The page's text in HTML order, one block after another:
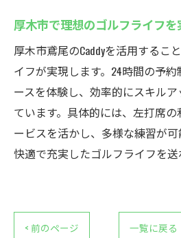
厚木市で理想のゴルフライフ
厚木市鳶尾のCaddyを活用するこ
イフが実現します。24時間の予
ースを体験し、効率的にスキル
ています。具体的には、左打席
ービスを活かし、多様な練習が可
快適で充実したゴルフライフを送
< 前のページ 一覧に戻る